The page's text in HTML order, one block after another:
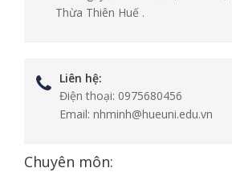
Thừa Thiên Huế .
Liên hệ:
Điện thoại: 0975680456
Email: nhminh@hueuni.edu.vn
Chuyên môn: